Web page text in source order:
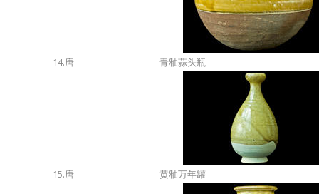
14.唐 青釉蒜头瓶
15.唐 黄釉万年罐